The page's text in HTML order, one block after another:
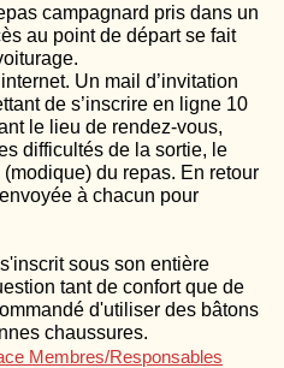
campagnard pris dans un
au point de départ se fait
Un mail d’invitation
de s’inscrire en ligne 10
le lieu de rendez-vous,
difficultés de la sortie, le
du repas. En retour
à chacun pour
sous son entière
tant de confort que de
d'utiliser des bâtons
chaussures.
Membres/Responsables